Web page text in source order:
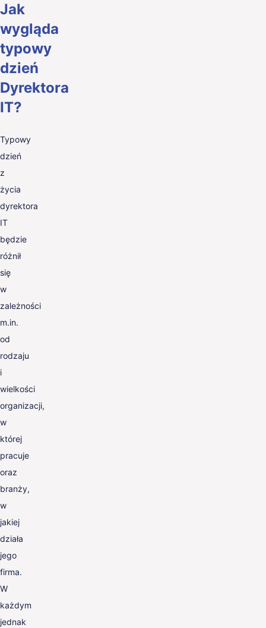
Jak
wygląda
typowy
dzień
Dyrektora
IT?
Typowy
dzień
z
życia
dyrektora
IT
będzie
różnił
się
w
zależności
m.in.
od
rodzaju
i
wielkości
organizacji,
w
której
pracuje
oraz
branży,
w
jakiej
działa
jego
firma.
W
każdym
jednak